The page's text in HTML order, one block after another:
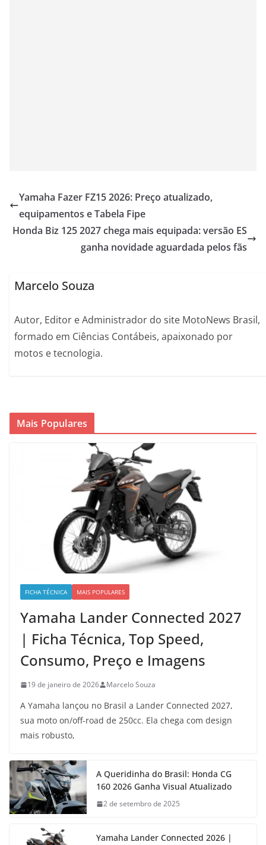
Yamaha Fazer FZ15 2026: Preço atualizado,
equipamentos e Tabela Fipe
Honda Biz 125 2027 chega mais equipada: versão ES
ganha novidade aguardada pelos fãs
Marcelo Souza
Autor, Editor e Administrador do site MotoNews Brasil,
formado em Ciências Contábeis, apaixonado por
motos e tecnologia.
Mais Populares
FICHA TÉCNICA MAIS POPULARES
Yamaha Lander Connected 2027
| Ficha Técnica, Top Speed,
Consumo, Preço e Imagens
19 de janeiro de 2026 Marcelo Souza
A Yamaha lançou no Brasil a Lander Connected 2027,
sua moto on/off-road de 250cc. Ela chega com design
mais robusto,
A Queridinha do Brasil: Honda CG
160 2026 Ganha Visual Atualizado
2 de setembro de 2025
Yamaha Lander Connected 2026 |